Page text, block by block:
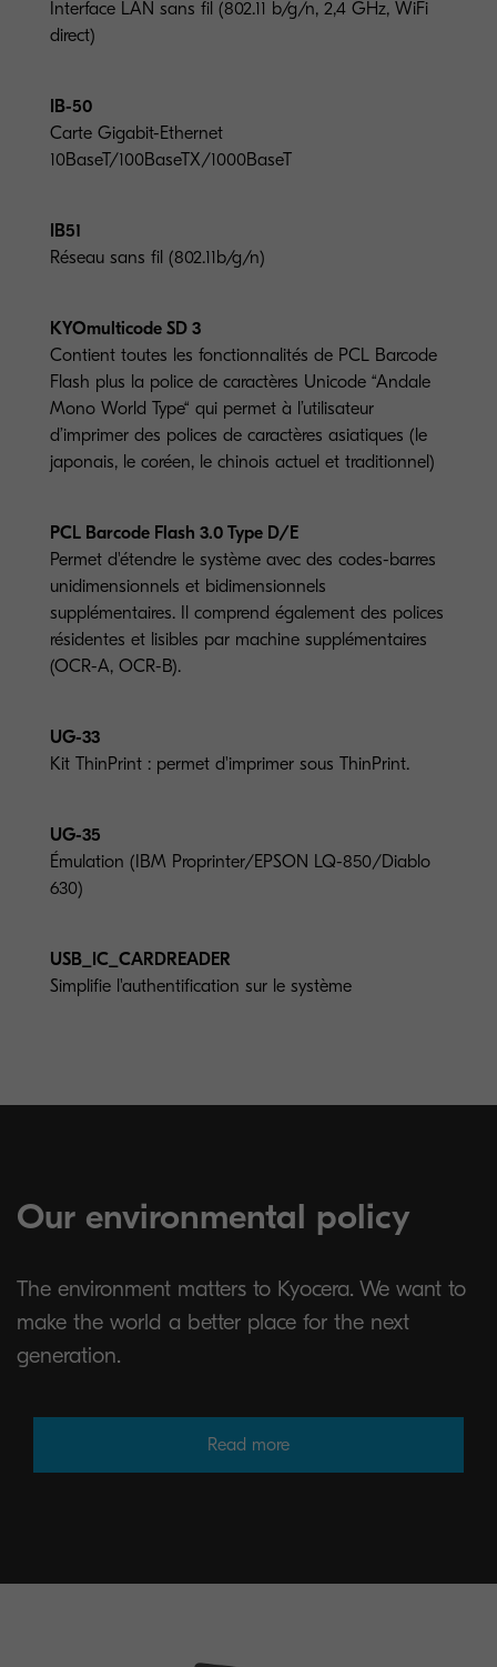
Interface LAN sans fil (802.11 b/g/n, 2,4 GHz, WiFi
direct)
IB-50
Carte Gigabit-Ethernet
10BaseT/100BaseTX/1000BaseT
IB51
Réseau sans fil (802.11b/g/n)
KYOmulticode SD 3
Contient toutes les fonctionnalités de PCL Barcode
Flash plus la police de caractères Unicode “Andale
Mono World Type“ qui permet à l’utilisateur
d’imprimer des polices de caractères asiatiques (le
japonais, le coréen, le chinois actuel et traditionnel)
PCL Barcode Flash 3.0 Type D/E
Permet d'étendre le système avec des codes-barres
unidimensionnels et bidimensionnels
supplémentaires. Il comprend également des polices
résidentes et lisibles par machine supplémentaires
(OCR-A, OCR-B).
UG-33
Kit ThinPrint : permet d'imprimer sous ThinPrint.
UG-35
Émulation (IBM Proprinter/EPSON LQ-850/Diablo
630)
USB_IC_CARDREADER
Simplifie l'authentification sur le système
Our environmental policy
The environment matters to Kyocera. We want to
make the world a better place for the next
generation.
Read more